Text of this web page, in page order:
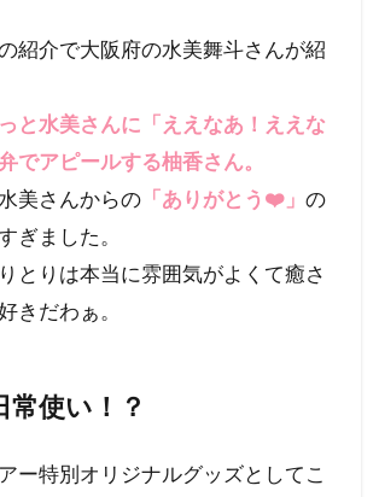
紹介で大阪府の水美舞斗さんが紹
と水美さんに「ええなあ！ええな
でアピールする柚香さん。
美さんからの 「ありがとう❤️」 の
ぎました。
とりは本当に雰囲気がよくて癒さ
きだわぁ。
常使い！？
ー特別オリジナルグッズとしてこ